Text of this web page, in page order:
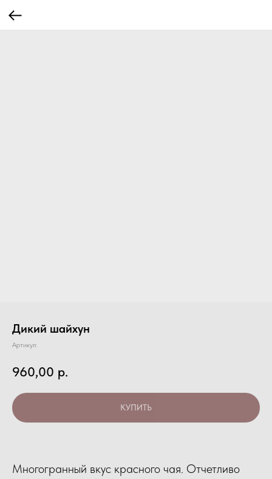
Дикий шайхун
Артикул:
960,00 р.
КУПИТЬ
Многогранный вкус красного чая. Отчетливо